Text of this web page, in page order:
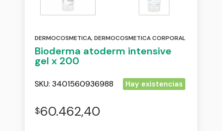
DERMOCOSMETICA,DERMOCOSMETICA CORPORAL
Bioderma atoderm intensive
gel x 200
SKU: 3401560936988 Hay existencias
$60.462,40